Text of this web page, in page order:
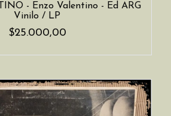
- Enzo Valentino - Ed ARG
Vinilo / LP
$25.000,00